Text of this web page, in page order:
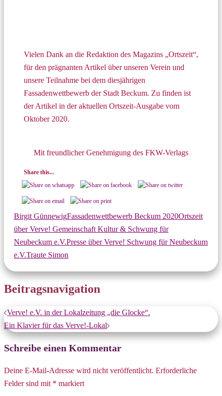
Vielen Dank an die Redaktion des Magazins „Ortszeit“,
für den prägnanten Artikel über unseren Verein und
unsere Teilnahme bei dem diesjährigen
Fassadenwettbewerb der Stadt Beckum. Zu finden ist
der Artikel in der aktuellen Ortszeit-Ausgabe vom
Oktober 2020.
Mit freundlicher Genehmigung des FKW-Verlags
Share this...
Birgit GünnewigFassadenwettbewerb Beckum 2020Ortszeit
über Verve! Gemeinschaft Kultur & Schwung für
Neubeckum e.V.Presse über Verve! Schwung für Neubeckum
e.V.Traute Simon
Beitragsnavigation
Verve! e.V. in der Lokalzeitung „die Glocke“.
Ein Klavier für das Verve!-Lokal
Schreibe einen Kommentar
Deine E-Mail-Adresse wird nicht veröffentlicht. Erforderliche
Felder sind mit * markiert